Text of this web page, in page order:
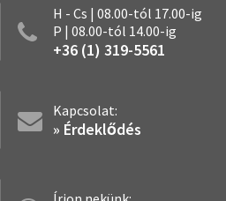
H - Cs | 08.00-tól 17.00-ig
P | 08.00-tól 14.00-ig
+36 (1) 319-5561
Kapcsolat:
» Érdeklődés